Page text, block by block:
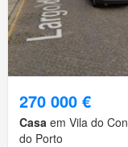
270 000 €
Casa em Vila do
do Porto